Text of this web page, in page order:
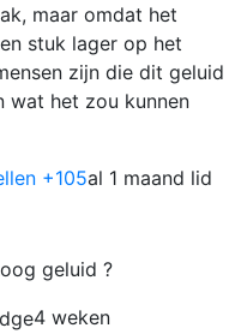
maar omdat het
stuk lager op het
zijn die dit geluid
wat het zou kunnen
+105al 1 maand lid
geluid ?
4 weken